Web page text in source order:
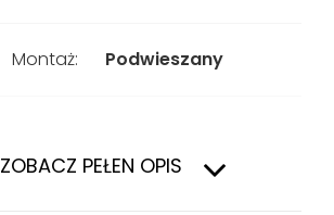
Montaż: Podwieszany
ZOBACZ PEŁEN OPIS